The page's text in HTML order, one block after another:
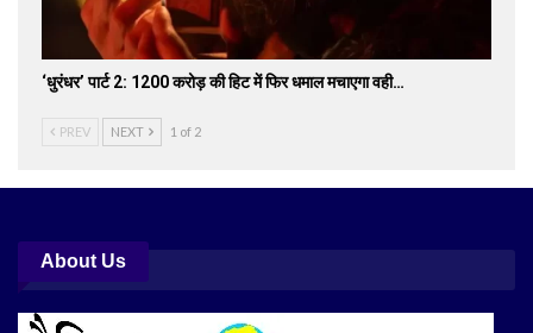
‘धुरंधर’ पार्ट 2: 1200 करोड़ की हिट में फिर धमाल मचाएगा वही…
PREV NEXT 1 of 2
About Us